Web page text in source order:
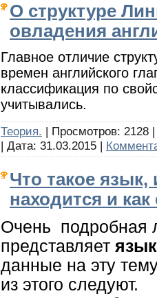
О структуре
овладения
Главное отличие
времен английского
классификация по
учитывались.
Теория. | Просмотров:
| Дата: 31.03.2015 |
Что такое язык,
находится и как
Очень подробная
представляет язык
данные на эту
из этого следуют.